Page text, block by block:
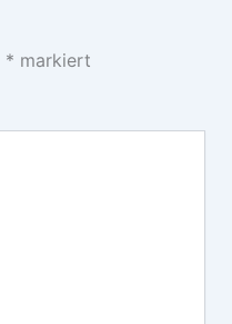
* markiert